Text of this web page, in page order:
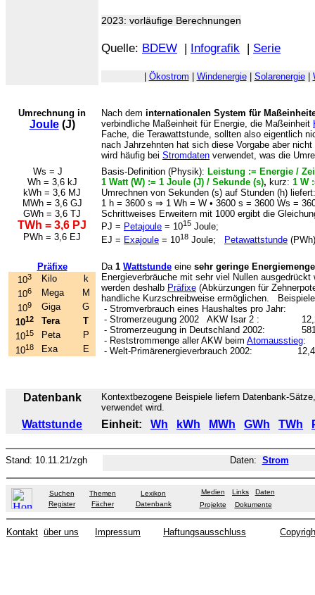
2023: vorläufige Berechnungen
Quelle: BDEW | Infografik | Serie
Ökostrom Windenergie| Solarenergie|
Umrechnung in
Joule(J)
Nach dem internationalen System für
verbindliche Maßeinheit für Energie, die Maßeinheit
Fache, die Terawattstunde, sollten also eigentlich
nach Jahrzehnten hat sich diese Vorgabe aber
wird häufig bei Stromdaten verwendet, was die
Ws = J
Wh = 3,6 kJ
kWh = 3,6 MJ
MWh = 3,6 GJ
GWh = 3,6 TJ
TWh = 3,6 PJ
PWh = 3,6 EJ
Basis-Definition (Physik): Leistung := Energie /
1 Watt (W) := 1 Joule (J) / Sekunde (s), kurz: 1 W
Umrechnen von Sekunden (s) auf Stunden (h) liefert:
1 h = 3600 s ⇒ 1 Wh = W • 3600 s = 3600 Ws =
Schrittweises Erweitern mit 1000 ergibt die
PJ = Petajoule = 1015 Joule;
EJ = Exajoule = 1018 Joule; Petawattstunde
Präfixe
103 Kilo
k
106 Mega
M
109 Giga
G
1012 Tera
T
1015 Peta
P
1018 Exa E
Da 1 Wattstunde eine sehr geringe Energiemenge
Energieverbräuche mit sehr viel Nullen
werden deshalb Präfixe (Abkürzungen für
handliche Kurzschreibweise ermöglichen.
- Stromverbrauch eines Haushaltes pro
- Stromerzeugung 2002 AKW Isar 2 : 12,2
- Stromerzeugung in Deutschland 2002: 581
- Reststrommenge aller AKW beim Atomausstieg:
- Welt-Primärenergieverbrauch 2002:
Datenbank
Kontextbezogene Beispiele liefern Datenbank-
verwendet wird.
Wattstunde Einheit: Wh kWh MWh GWh TWh
Stand: 10.11.21/zgh Daten: Strom
Suchen Themen
Lexikon
Register
Fächer Datenbank
Medien Links
Daten
Projekte
Dokumente
Kontakt über uns Impressum Haftungsausschluss